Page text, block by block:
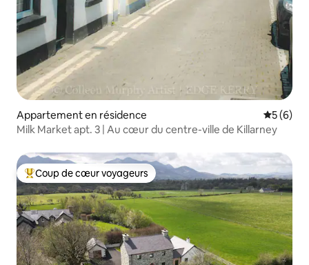
Appartement en résidence
5 (6)
Milk Market apt. 3 | Au cœur du centre-ville de Killarney
Coups de cœur voyageurs les plus appréciés
Coup de cœur voyageurs